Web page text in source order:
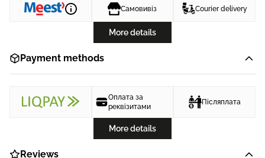
Самовивіз Courier delivery
More details
Payment methods
Оплата за
реквізитами
Післяплата
More details
Reviews